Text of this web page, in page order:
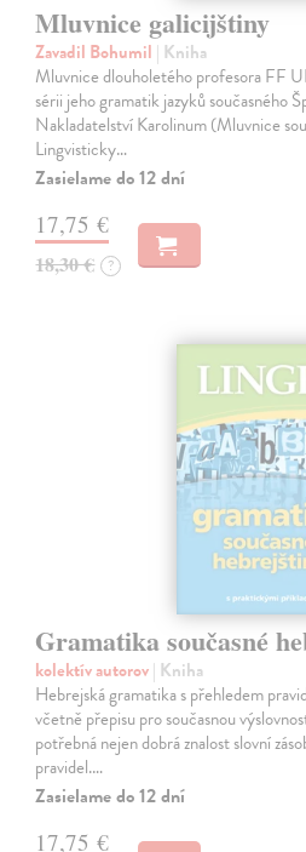
Mluvnice galicijštiny
Zavadil Bohumil | Kniha
Mluvnice dlouholetého profesora FF
sérii jeho gramatik jazyků současného
Nakladatelství Karolinum (Mluvnice
Lingvisticky…
Zasielame do 12 dní
17,75 €
18,30 € ?
Gramatika současné
kolektív autorov| Kniha
Hebrejská gramatika s přehledem
včetně přepisu pro současnou
potřebná nejen dobrá znalost slovní
pravidel.…
Zasielame do 12 dní
17,75 €